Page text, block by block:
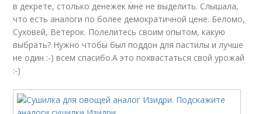
в декрете, столько денежек мне не выделить. Слышала,
что есть аналоги по более демократичной цене. Беломо,
Суховей, Ветерок. Полелитесь своим опытом, какую
выбрать? Нужно чтобы был поддон для пастилы и лучше
не один :-) всем спасибо.А это похвастаться свой урожай
:-)